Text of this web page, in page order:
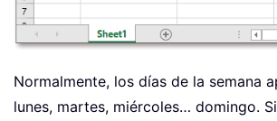
Normalmente, los días de la semana
lunes, martes, miércoles… domingo.